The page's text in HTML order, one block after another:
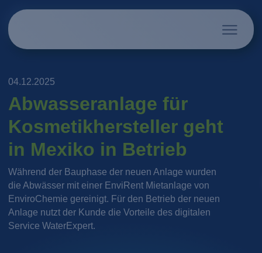
04.12.2025
Abwasseranlage für
Kosmetikhersteller geht
in Mexiko in Betrieb
Während der Bauphase der neuen Anlage wurden
die Abwässer mit einer EnviRent Mietanlage von
EnviroChemie gereinigt. Für den Betrieb der neuen
Anlage nutzt der Kunde die Vorteile des digitalen
Service WaterExpert.